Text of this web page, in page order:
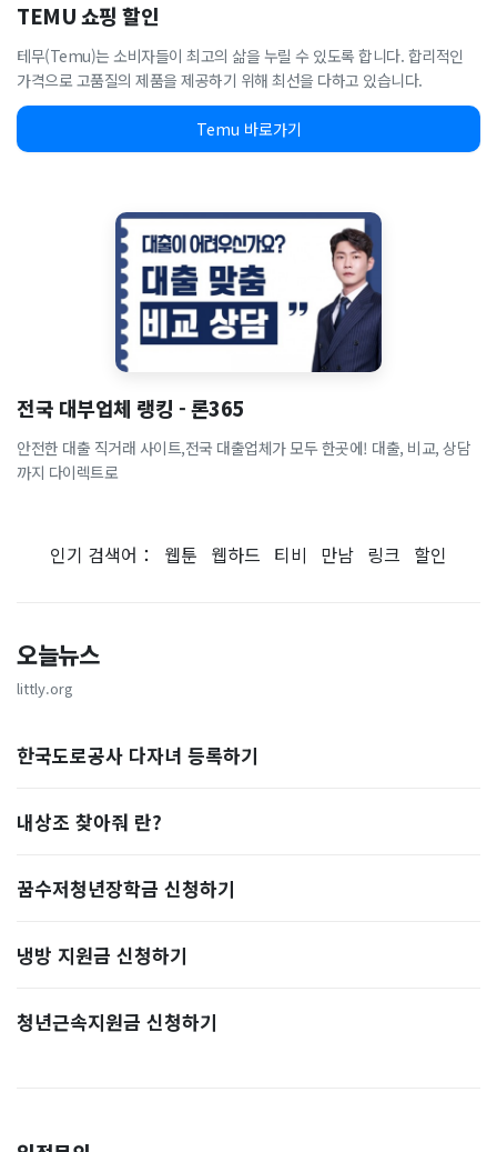
TEMU 쇼핑 할인
테무(Temu)는 소비자들이 최고의 삶을 누릴 수 있도록 합니다. 합리적인
가격으로 고품질의 제품을 제공하기 위해 최선을 다하고 있습니다.
Temu 바로가기
전국 대부업체 랭킹 - 론365
안전한 대출 직거래 사이트,전국 대출업체가 모두 한곳에! 대출, 비교, 상담
까지 다이렉트로
인기 검색어： 웹툰 웹하드 티비 만남 링크 할인
오늘뉴스
littly.org
한국도로공사 다자녀 등록하기
내상조 찾아줘 란?
꿈수저청년장학금 신청하기
냉방 지원금 신청하기
청년근속지원금 신청하기